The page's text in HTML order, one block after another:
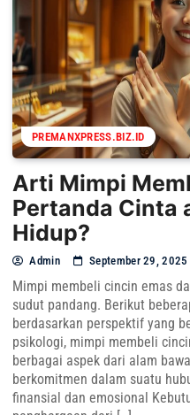
PREMANXPRESS.BIZ.ID
Arti Mimpi
Pertanda Cinta
Hidup?
Admin September 29, 2025
Mimpi membeli cincin emas
sudut pandang. Berikut
berdasarkan perspektif yang
psikologi, mimpi membeli
berbagai aspek dari alam
berkomitmen dalam suatu
finansial dan emosional